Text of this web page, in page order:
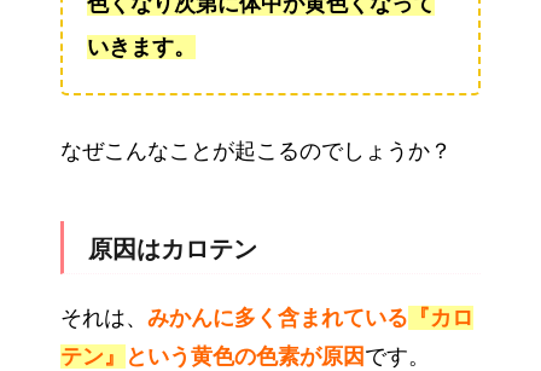
いきます。
なぜこんなことが起こるのでしょうか？
原因はカロテン
それは、 みかんに多く含まれている 『カロ
テン』
という黄色の色素が原因 です。